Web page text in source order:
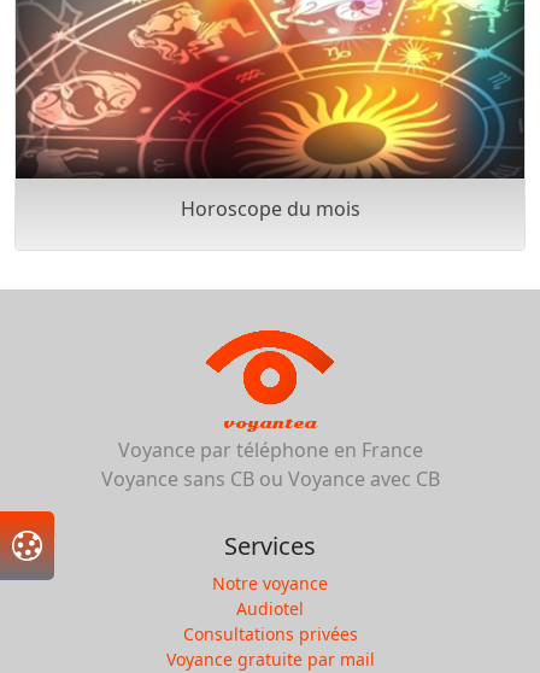
Horoscope du mois
voyantea
Voyance par téléphone en France
Voyance sans CB ou Voyance avec CB
Services
Notre voyance
Audiotel
Consultations privées
Voyance gratuite par mail